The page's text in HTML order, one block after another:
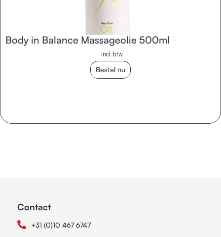
Body in Balance Massageolie 500ml
incl. btw
Bestel nu
Contact
+31 (0)10 467 6747